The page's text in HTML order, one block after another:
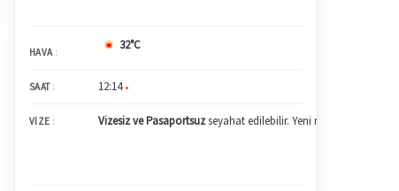
HAVA : 32°C
SAAT : 12:14 ●
VIZE : Vizesiz ve Pasaportsuzseyahat edilebilir. Yeni nesil çipli T.C.